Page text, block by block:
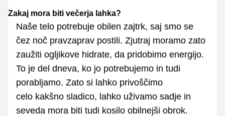
Zakaj mora biti večerja lahka?
Naše telo potrebuje obilen zajtrk, saj smo se
čez noč pravzaprav postili. Zjutraj moramo zato
zaužiti ogljikove hidrate, da pridobimo energijo.
To je del dneva, ko jo potrebujemo in tudi
porabljamo. Zato si lahko privoščimo
celo kakšno sladico, lahko uživamo sadje in
seveda mora biti tudi kosilo obilnejši obrok.